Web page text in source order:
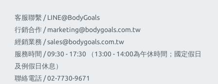
客服聯繫 / LINE@BodyGoals
行銷合作 /marketing@bodygoals.com.tw
經銷業務 /sales@bodygoals.com.tw
服務時間 / 09:30 - 17:30 （13:00 - 14:00為午休時間；國定假日
及例假日休息）
聯絡電話 / 02-7730-9671